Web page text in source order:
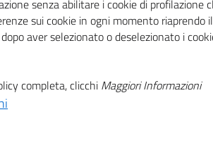
competenze
quelle volte ad informare e
con soggetti pubblici e
senza abilitare i cookie di profilazione
sui cookie in ogni momento
aver selezionato o deselezionato i
completa, clicchi Maggiori Informazioni